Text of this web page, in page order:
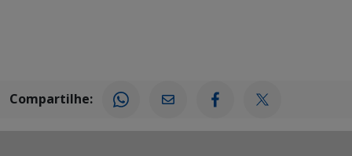
Compartilhe: